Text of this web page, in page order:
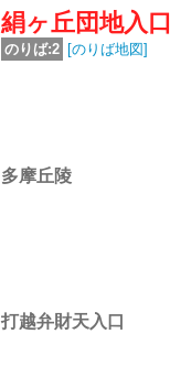
絹ヶ丘団地入口
のりば:2 [のりば地図]
多摩丘陵
打越弁財天入口